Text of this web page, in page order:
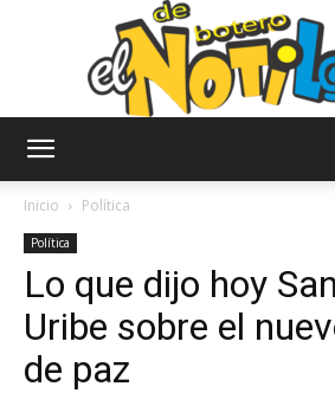
Notiloco
Inicio Política
Política
Lo que dijo hoy
Uribe sobre el
de paz